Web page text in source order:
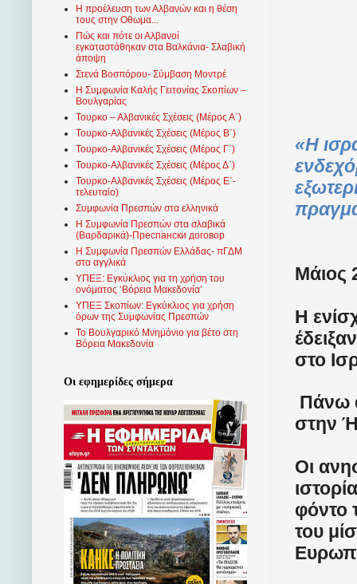
«Η
Μάιος
Η
στο
Πάνω
στην
Οι
φόντο
του
Η προέλευση των Αλβανών και η θέση
τους στην Οθωμα...
Πώς και πότε οι Αλβανοί
εγκαταστάθηκαν στα Βαλκάνια- Σλαβική
άποψη
Στενά Βοσπόρου- Σύμβαση Μοντρέ
Η Συμφωνία Καλής Γειτονίας Σκοπίων –
Βουλγαρίας
Τουρκο – Αλβανικές Σχέσεις (Mέρος Α΄)
Τουρκο-Αλβανικές Σχέσεις (Μέρος Β΄)
Τουρκο-Αλβανικές Σχέσεις (Μέρος Γ΄)
Τουρκο-Αλβανικές Σχέσεις (Μέρος Δ΄)
Τουρκο-Αλβανικές Σχέσεις (Μέρος Ε΄-
τελευταίο)
Συμφωνία Πρεσπών στα ελληνικά
Η Συμφωνία Πρεσπών στα σλαβικά
(Βαρδαρικά)-Преспански договор
Η Συμφωνία Πρεσπών Ελλάδας- πΓΔΜ
στα αγγλικά
ΥΠΕΞ: Εγκύκλιος για τη χρήση του
ονόματος ‘Βόρεια Μακεδονία’
ΥΠΕΞ Σκοπίων: Εγκύκλιος για χρήση
όρων της Συμφωνίας Πρεσπών
Το Βουλγαρικό Μνημόνιο για βέτο στη
Βόρεια Μακεδονία
Οι εφημερίδες σήμερα